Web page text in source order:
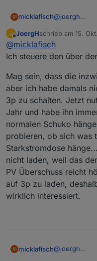
Ladegerät für
unserer ZOE.
M micklafisch@joergh
App? Bin
ich auch eine
Laut
App
über die
J
Offline
JoergHschrieb am 15.
zuletzt editiert von
@micklafisch
Ich steuere den über
Mag sein, dass die
aber ich habe damals
3p zu schalten. Jetzt
Jahr und habe ihn
normalen Schuko
probieren, ob sich was
Starkstromdose
nicht laden, weil das
PV Überschuss reicht
auf 3p zu laden,
wirklich interessiert.
M micklafisch@joergh